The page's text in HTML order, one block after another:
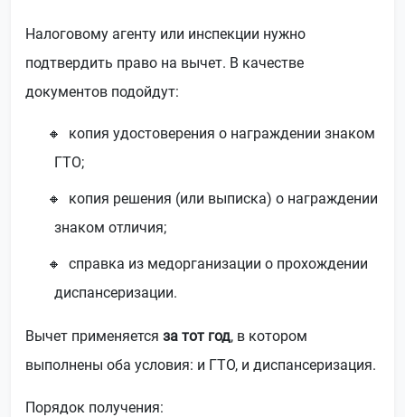
Налоговому агенту или инспекции нужно
подтвердить право на вычет. В качестве
документов подойдут:
копия удостоверения о награждении знаком
ГТО;
копия решения (или выписка) о награждении
знаком отличия;
справка из медорганизации о прохождении
диспансеризации.
Вычет применяется за тот год, в котором
выполнены оба условия: и ГТО, и диспансеризация.
Порядок получения: